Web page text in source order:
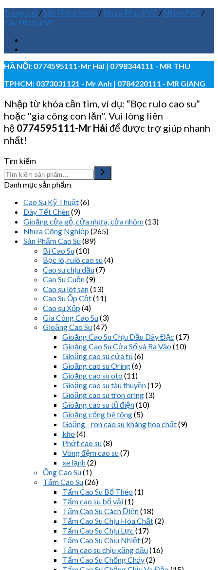
Trang chủ /Sản Phẩm Nhựa / Nhựa Phíp, PVC / Nhựa PVC /
Cây Nhựa PVC
HÀ NỘI: 0774595111-Mr Hải | 0798344111 - MR THU
TPHCM: 0373031121 - Mr Anh | 0784220111 - MR GIANG
Nhập từ khóa cần tìm, ví dụ: “Bọc rulo cao su”
hoặc "gia công con lăn". Vui lòng liên
hệ 0774595111-Mr Hải để được trợ giúp nhanh
nhất!
Tìm kiếm
Danh mục sản phẩm
Cao Su Kỹ Thuật(6)
Dây Tết Chèn(9)
Gioăng cửa gỗ, cửa nhựa, cửa nhôm(13)
Nhựa Công Nghiệp (265)
Sản Phẩm Cao Su(89)
Bi Cao Su(10)
Bọc lô, rulô cao su(4)
Cao su chịu dầu(7)
Cao Su Cuộn(9)
Cao su lót sàn(13)
Cao Su Ốp Cột(11)
Cao su Xốp (4)
Gia Công Cao Su(3)
Gioăng Cao Su(47)
Gioăng Cao Su Chịu Dầu Dây Đặc (17)
Gioăng Cao Su Cửa Sổ và Ra Vào (10)
Gioăng cao su cửa tủ (6)
Gioăng cao su Oring(6)
Gioăng cao su oto (11)
Gioăng cao su tàu thuyền(12)
Gioăng cao su tròn oring(3)
Gioăng cao su tủ điện(10)
Gioăng cống bê tông(5)
Goăng - ron cao su kháng hóa chất(9)
kho (4)
Phớt cao su(8)
Vòng đệm cao su(7)
xe lạnh(2)
Ống Cao Su(1)
Tấm Cao Su(26)
Tấm Cao Su Bố Thép (1)
Tấm cao su bố vải(1)
Tấm Cao Su Cách Điện(18)
Tấm Cao Su Chịu Hóa Chất(2)
Tấm Cao Su Chịu Lực (17)
Tấm Cao Su Chịu Nhiệt(2)
Tấm cao su chịu xăng dầu(16)
Tấm Cao Su Chống Cháy(2)